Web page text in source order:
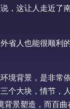
，这让人走近了
省人也能很顺利
境背景，是非常
个大块，情节，
背景塑造，而百